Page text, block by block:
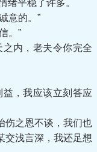
绪平稳了许多。
意的。”
。”
内，老夫令你完全
，我应该立刻答应
之恩不谈，我们也
交浅言深，我还足想